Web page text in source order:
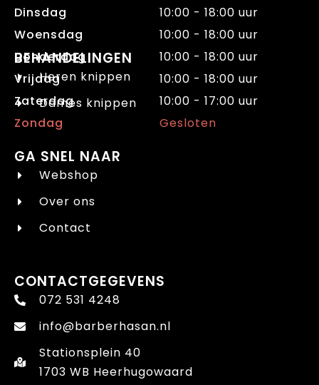
CONTACTGEGEVENS
072 531 4248
info@barberhasan.nl
Stationsplein 40
1703 WB Heerhugowaard
Dinsdag
10:00 - 18:00 uur
Woensdag
10:00 - 18:00 uur
Donderdag
10:00 - 18:00 uur
Vrijdag
10:00 - 18:00 uur
Zaterdag
10:00 - 17:00 uur
Zondag
Gesloten
BEHANDELINGEN
Heren knippen
Dames knippen
GA SNEL NAAR
Webshop
Over ons
Contact